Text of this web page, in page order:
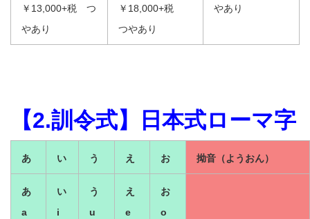
￥13,000+税 つ
やあり
￥18,000+税
つやあり
やあり
【2.訓令式】 日本式ローマ字
あ い う え お 拗音（ようおん）
あ
a
い
i
う
u
え
e
お
o